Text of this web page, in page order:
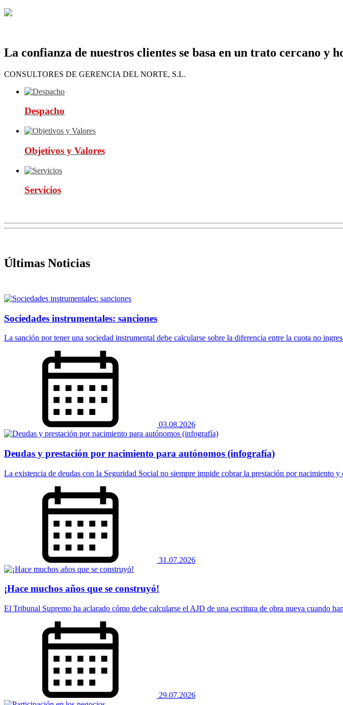
La confianza de nuestros clientes se basa en un trato cercano y
CONSULTORES DE GERENCIA DEL NORTE, S.L.
Despacho
Objetivos y Valores
Servicios
Últimas Noticias
Sociedades instrumentales: sanciones
La sanción por tener una sociedad instrumental debe calcularse sobre la diferencia entre la cuota no
03.08.2026
Deudas y prestación por nacimiento para autónomos (infografía)
La existencia de deudas con la Seguridad Social no siempre impide cobrar la prestación por nacimiento y
31.07.2026
¡Hace muchos años que se construyó!
El Tribunal Supremo ha aclarado cómo debe calcularse el AJD de una escritura de obra nueva cuando
29.07.2026